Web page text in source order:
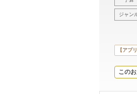
ジャン
【アプ
この